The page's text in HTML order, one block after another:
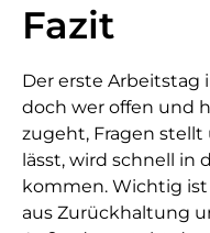
Fazit
Der erste Arbeitstag
doch wer offen und
zugeht, Fragen stellt
lässt, wird schnell in
kommen. Wichtig
aus Zurückhaltung